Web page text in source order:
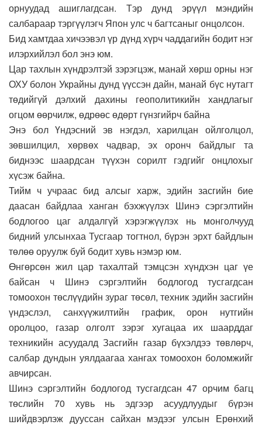
орнуудад ашиглагдсан. Тэр дунд эрүүл мэндийн
салбараар тэргүүлэгч Япон улс ч багтсаныг онцолсон.
Бид хамтдаа хичээвэл үр дүнд хүрч чаддагийн бодит нэг
илэрхийлэл бол энэ юм.
Цар тахлын хүндрэлтэй зэрэгцэж, манай хөрш орны нэг
ОХУ болон Украйны дунд үүссэн дайн, манай бүс нутагт
төдийгүй дэлхий дахины геополитикийн хандлагыг
огцом өөрчилж, өдрөөс өдөрт гүнзгийрч байна
Энэ бол Үндэсний эв нэгдэл, харилцан ойлголцол,
зөвшилцил, хөрвөх чадвар, эх оронч байдлыг та
биднээс шаардсан түүхэн сорилт гэдгийг онцлохыг
хүсэж байна.
Тийм ч учраас бид алсыг харж, эдийн засгийн бие
даасан байдлаа ханган бэхжүүлэх Шинэ сэргэлтийн
бодлогоо цаг алдалгүй хэрэгжүүлэх нь монголчууд
бидний улсынхаа Тусгаар тогтнол, бүрэн эрхт байдлын
төлөө оруулж буй бодит хувь нэмэр юм.
Өнгөрсөн жил цар тахалтай тэмцсэн хүндхэн цаг үе
байсан ч Шинэ сэргэлтийн бодлогод тусгагдсан
томоохон төслүүдийн зураг төсөл, техник эдийн засгийн
үндэслэл, санхүүжилтийн график, орон нутгийн
оролцоо, газар олголт зэрэг хугацаа их шаарддаг
техникийн асуудалд Засгийн газар бүхэлдээ төвлөрч,
салбар дундын уялдаагаа хангах томоохон боломжийг
авчирсан.
Шинэ сэргэлтийн бодлогод тусгагдсан 47 орчим багц
төслийн 70 хувь нь эдгээр асуудлуудыг бүрэн
шийдвэрлэж дууссан сайхан мэдээг улсын Ерөнхий